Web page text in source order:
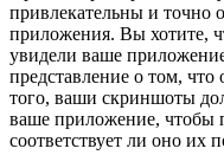
привлекательны и точно
приложения. Вы хотите,
увидели ваше
представление о том,
того, ваши скриншоты
ваше приложение, чтобы
соответствует ли оно их